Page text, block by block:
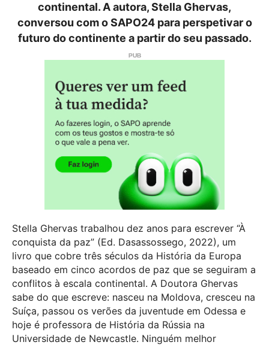
continental. A autora, Stella Ghervas,
conversou com o SAPO24 para perspetivar o
futuro do continente a partir do seu passado.
Stella Ghervas trabalhou dez anos para escrever “À
conquista da paz” (Ed. Dasassossego, 2022), um
livro que cobre três séculos da História da Europa
baseado em cinco acordos de paz que se seguiram a
conflitos à escala continental. A Doutora Ghervas
sabe do que escreve: nasceu na Moldova, cresceu na
Suíça, passou os verões da juventude em Odessa e
hoje é professora de História da Rússia na
Universidade de Newcastle. Ninguém melhor